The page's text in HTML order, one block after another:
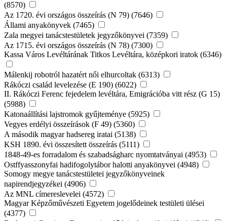
(8570)
Az 1720. évi országos összeírás (N 79) (7646)
Állami anyakönyvek (7465)
Zala megyei tanácstestületek jegyzőkönyvei (7359)
Az 1715. évi országos összeírás (N 78) (7300)
Kassa Város Levéltárának Titkos Levéltára, középkori iratok (6346)
Málenkij robotról hazatért női elhurcoltak (6313)
Rákóczi család levelezése (E 190) (6022)
II. Rákóczi Ferenc fejedelem levéltára, Emigrációba vitt rész (G 15)
(5988)
Katonaállítási lajstromok gyűjteménye (5925)
Vegyes erdélyi összeírások (F 49) (5360)
A második magyar hadsereg iratai (5138)
KSH 1890. évi összesített összeírás (5111)
1848-49-es forradalom és szabadságharc nyomtatványai (4953)
Ostffyasszonyfai hadifogolytábor halotti anyakönyvei (4948)
Somogy megye tanácstestületei jegyzőkönyveinek
napirendjegyzékei (4906)
Az MNL címereslevelei (4572)
Magyar Képzőművészeti Egyetem jogelődeinek testületi ülései
(4377)